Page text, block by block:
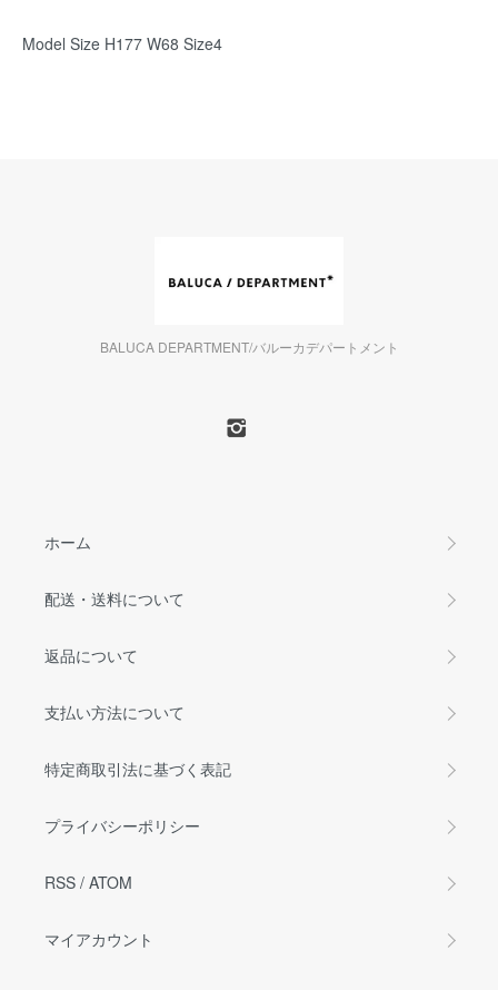
Model Size H177 W68 Size4
BALUCA DEPARTMENT/バルーカデパートメント
ホーム
配送・送料について
返品について
支払い方法について
特定商取引法に基づく表記
プライバシーポリシー
RSS / ATOM
マイアカウント